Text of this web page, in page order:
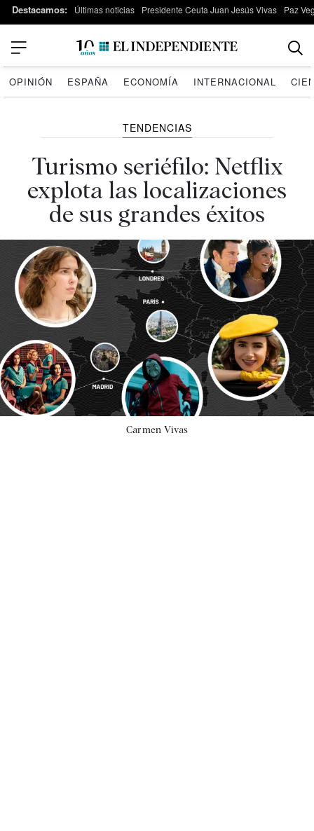
Destacamos: Últimas noticias Presidente Ceuta Juan Jesús Vivas Paz
OPINIÓN ESPAÑA ECONOMÍA INTERNACIONAL
TENDENCIAS
Turismo seriéfilo: Netflix
explota las localizaciones
de sus grandes éxitos
Carmen Vivas